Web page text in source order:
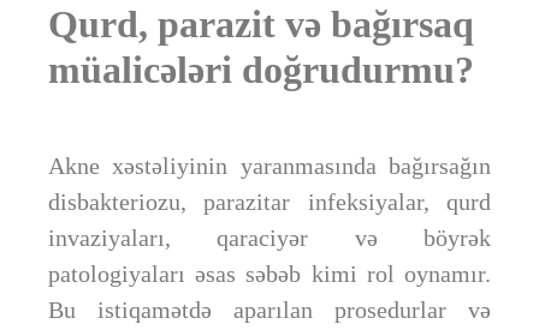
Qurd, parazit və bağırsaq
müalicələri doğrudurmu?
Akne xəstəliyinin yaranmasında bağırsağın
disbakteriozu, parazitar infeksiyalar, qurd
invaziyaları, qaraciyər və böyrək
patologiyaları əsas səbəb kimi rol oynamır.
Bu istiqamətdə aparılan prosedurlar və